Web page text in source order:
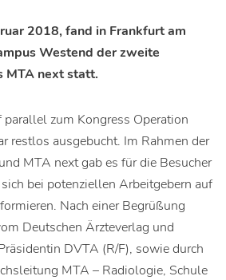
2018, fand in Frankfurt am
Westend der zweite
MTA next statt.
zum Kongress Operation
restlos ausgebucht. Im Rahmen der
MTA next gab es für die Besucher
bei potenziellen Arbeitgebern auf
Nach einer Begrüßung
Deutschen Ärzteverlag und
DVTA (R/F), sowie durch
MTA – Radiologie, Schule